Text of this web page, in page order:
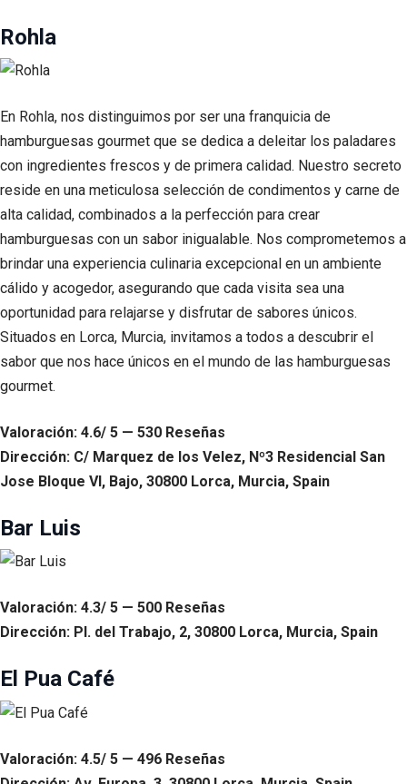
Rohla
En Rohla, nos distinguimos por ser una franquicia de
hamburguesas gourmet que se dedica a deleitar los paladares
con ingredientes frescos y de primera calidad. Nuestro secreto
reside en una meticulosa selección de condimentos y carne de
alta calidad, combinados a la perfección para crear
hamburguesas con un sabor inigualable. Nos comprometemos a
brindar una experiencia culinaria excepcional en un ambiente
cálido y acogedor, asegurando que cada visita sea una
oportunidad para relajarse y disfrutar de sabores únicos.
Situados en Lorca, Murcia, invitamos a todos a descubrir el
sabor que nos hace únicos en el mundo de las hamburguesas
gourmet.
Valoración: 4.6/ 5 — 530 Reseñas
Dirección: C/ Marquez de los Velez, Nº3 Residencial San
Jose Bloque VI, Bajo, 30800 Lorca, Murcia, Spain
Bar Luis
Valoración: 4.3/ 5 — 500 Reseñas
Dirección: Pl. del Trabajo, 2, 30800 Lorca, Murcia, Spain
El Pua Café
Valoración: 4.5/ 5 — 496 Reseñas